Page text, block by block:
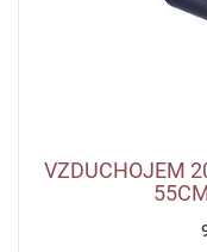
VZDUCHOJEM